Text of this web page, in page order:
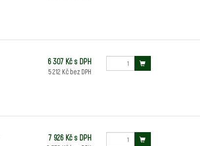
6 307 Kč s DPH
5 212 Kč bez DPH
7 926 Kč s DPH